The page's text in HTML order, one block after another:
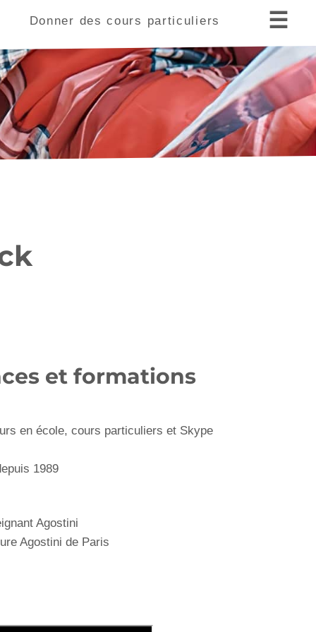
Donner des cours particuliers ☰
et formations
en école, cours particuliers et Skype
1989
Agostini
Agostini de Paris